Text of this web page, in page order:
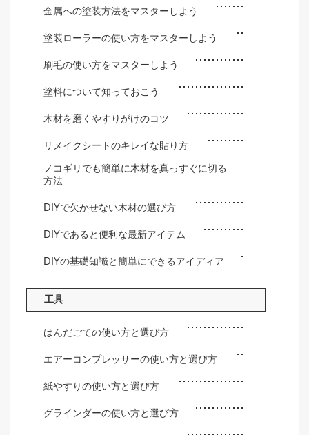
金属への塗装方法をマスターしよう
塗装ローラーの使い方をマスターしよう
刷毛の使い方をマスターしよう
塗料について知っておこう
木材を磨くやすりがけのコツ
リメイクシートのキレイな貼り方
ノコギリでも簡単に木材を真っすぐに切る
方法
DIYで欠かせない木材の選び方
DIYであると便利な最新アイテム
DIYの基礎知識と簡単にできるアイディア
工具
はんだごての使い方と選び方
エアーコンプレッサーの使い方と選び方
紙やすりの使い方と選び方
グラインダーの使い方と選び方